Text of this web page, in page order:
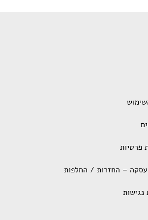
פרטיות
עסקה – החזרות / החלפות